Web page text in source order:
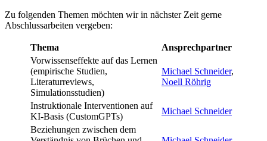
Zu folgenden Themen möchten wir in nächster Zeit gerne
Abschlussarbeiten vergeben:
Thema
Ansprechpartner
Vorwissenseffekte auf das Lernen
(empirische Studien,
Literaturreviews,
Simulationsstudien)
Michael Schneider,
Noell Röhrig
Instruktionale Interventionen auf
KI-Basis (CustomGPTs)
Michael Schneider
Beziehungen zwischen dem